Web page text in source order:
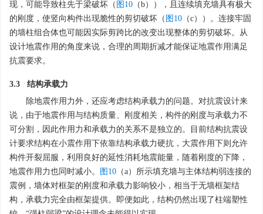
structure
下载: 全尺寸图片 幻灯片
实际工程中大部分填充墙均与梁柱构件强连接，若填充墙在受
力过程中先于梁柱破坏，会耗散部分能量，此时填充墙可作为第一
道抗震防线（图10
3.3 结构承载力